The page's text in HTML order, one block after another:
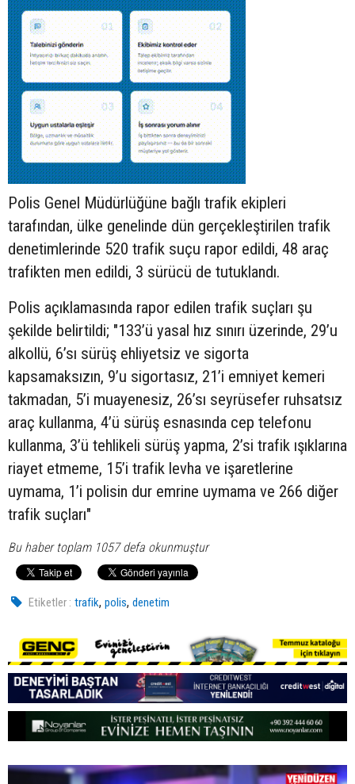
Polis Genel Müdürlüğüne bağlı trafik ekipleri
tarafından, ülke genelinde dün gerçekleştirilen trafik
denetimlerinde 520 trafik suçu rapor edildi, 48 araç
trafikten men edildi, 3 sürücü de tutuklandı.
Polis açıklamasında rapor edilen trafik suçları şu
şekilde belirtildi; "133’ü yasal hız sınırı üzerinde, 29’u
alkollü, 6’sı sürüş ehliyetsiz ve sigorta
kapsamaksızın, 9’u sigortasız, 21’i emniyet kemeri
takmadan, 5’i muayenesiz, 26’sı seyrüsefer ruhsatsız
araç kullanma, 4’ü sürüş esnasında cep telefonu
kullanma, 3’ü tehlikeli sürüş yapma, 2’si trafik ışıklarına
riayet etmeme, 15’i trafik levha ve işaretlerine
uymama, 1’i polisin dur emrine uymama ve 266 diğer
trafik suçları"
Bu haber toplam 1057 defa okunmuştur
Etiketler : trafik,polis,denetim